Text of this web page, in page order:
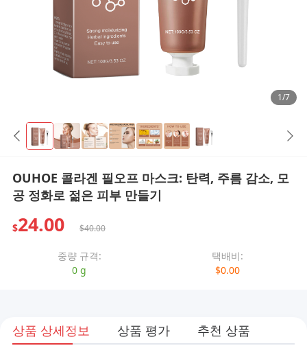
1/7
OUHOE 콜라겐 필오프 마스크: 탄력, 주름 감소, 모
공 정화로 젊은 피부 만들기
$24.00 $40.00
중량 규격:
0 g
택배비:
$0.00
상품 상세정보 상품 평가 추천 상품